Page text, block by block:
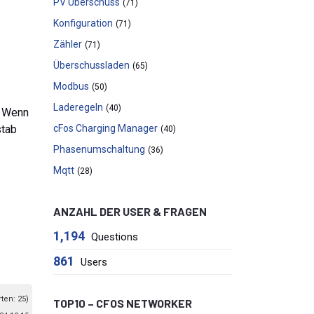
25)
(71)
Konfiguration (71)
Zähler (71)
Überschussladen (65)
Modbus (50)
Laderegeln (40)
cFos Charging Manager (40)
Phasenumschaltung (36)
Mqtt (28)
ANZAHL DER USER & FRAGEN
1,194 Questions
861 Users
TOP10 – CFOS NETWORKER